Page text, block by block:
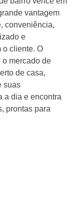
vantagem
conveniência,
e
o cliente. O
mercado de
de casa,
suas
a dia e encontra
prontas para